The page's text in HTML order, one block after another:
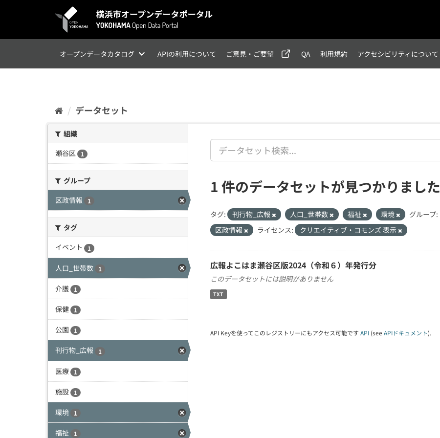
オープンデータカタログ APIの利用について ご意見・ご要望 QA 利用規約 アクセシビリティについて
データセット
組織
瀬谷区
1
グループ
区政情報
1
タグ
イベント
1
人口_世帯数 1
介護 1
保健 1
公園 1
刊行物_広報 1
医療 1
施設 1
環境 1
福祉 1
1 件のデータセットが見つかりました
タグ: 刊行物_広報 人口_世帯数 福祉 環境
グループ:
区政情報
ライセンス: クリエイティブ・コモンズ 表示
広報よこはま瀬谷区版2024（令和６）年発行分
このデータセットには説明がありません
TXT
API Keyを使ってこのレジストリーにもアクセス可能です API (see APIドキュメント).